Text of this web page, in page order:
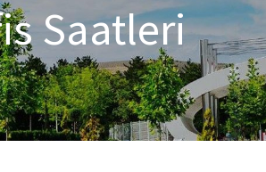
Saatleri